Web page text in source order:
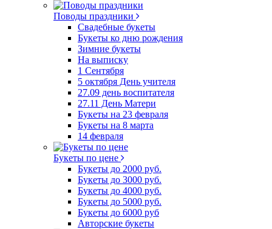
Поводы праздники
Свадебные букеты
Букеты ко дню рождения
Зимние букеты
На выписку
1 Сентября
5 октября День учителя
27.09 день воспитателя
27.11 День Матери
Букеты на 23 февраля
Букеты на 8 марта
14 февраля
Букеты по цене
Букеты до 2000 руб.
Букеты до 3000 руб.
Букеты до 4000 руб.
Букеты до 5000 руб.
Букеты до 6000 руб
Авторские букеты